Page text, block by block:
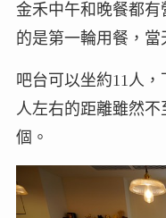
金禾中午和晚餐都
的是第一輪用餐，當
吧台可以坐約11人
人左右的距離雖然
個。